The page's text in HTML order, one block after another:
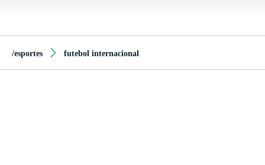
/esportes futebol internacional